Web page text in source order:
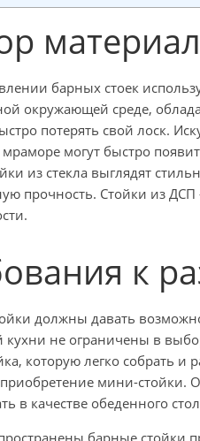
барных стоек
окружающей среде,
потерять свой лоск.
мраморе могут быстро
из стекла выглядят
прочность. Стойки из
к
должны давать
кухни не ограничены в
которую легко собрать
мини-стойки.
в качестве обеденного